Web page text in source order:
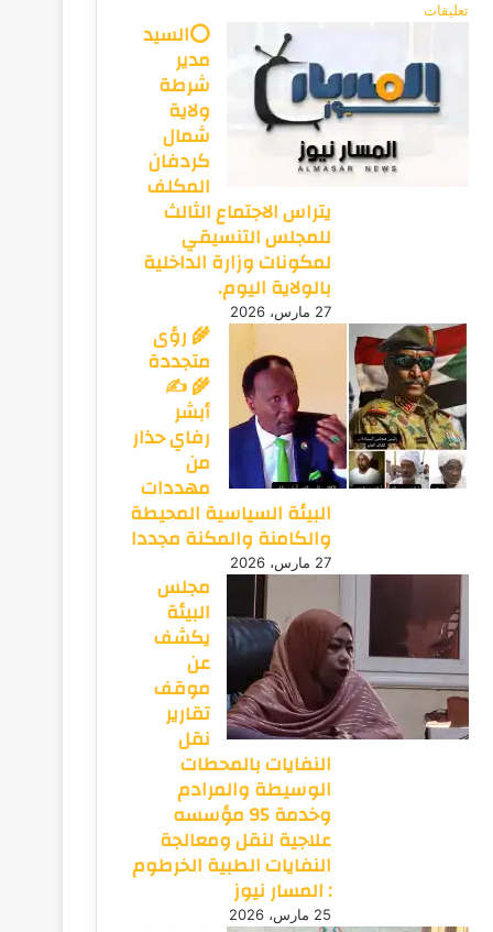
تعليقات
⭕السيد
مدير
شرطة
ولاية
شمال
كردفان
المكلف
يتراس الاجتماع الثالث
للمجلس التنسيقي
لمكونات وزارة الداخلية
بالولاية اليوم.
27 مارس، 2026
🌾 رؤى
متجددة
🌾 ✍️
أبشر
رفاي حذار
من
مهددات
البيئة السياسية المحيطة
والكامنة والمكنة مجددا
27 مارس، 2026
مجلس
البيئة
يكشف
عن
موقف
تقارير
نقل
النفايات بالمحطات
الوسيطة والمرادم
وخدمة 95 مؤسسه
علاجية لنقل ومعالجة
النفايات الطبية الخرطوم
: المسار نيوز
25 مارس، 2026